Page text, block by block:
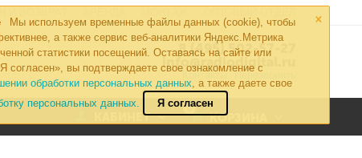
×
Мы используем временные файлы данных (cookie), чтобы
а также сервис веб-аналитики Яндекс.Метрика
статистики посещений. Оставаясь на сайте или
согласен», вы подтверждаете свое ознакомление с
обработки персональных данных, а также даете свое
персональных данных.
Я согласен
8 (495) 502-57-27
info@radiodigital.ru
Контакты Перезвонить
0
КОРЗИНА
КАБИНЕТ